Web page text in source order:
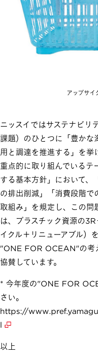
アップサイ
ニッスイではサステナビリ
課題）のひとつに「豊かな
用と調達を推進する」を挙
重点的に取り組んでいるテ
する基本方針」において、
の排出削減」「消費段階で
取組み」を規定し、この問
は、プラスチック資源の
イクル＋リニューアブル）
"ONE FOR OCEAN"の考
協賛しています。
* 今年度の"ONE FOR
さい。
https://
l
以上